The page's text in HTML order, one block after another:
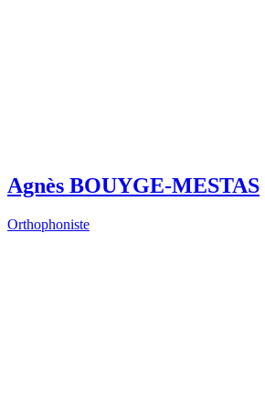
Agnès BOUYGE-MESTAS
Orthophoniste